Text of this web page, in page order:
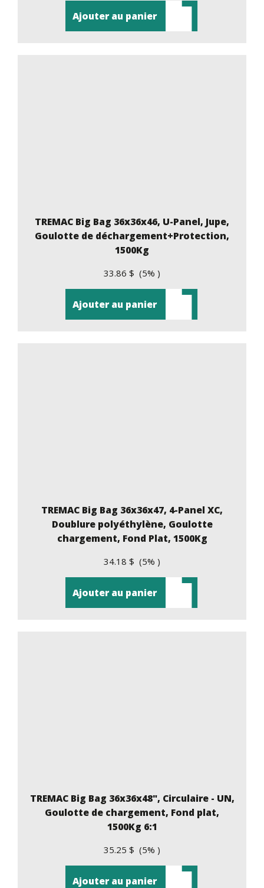
Ajouter au panier
TREMAC Big Bag 36x36x46, U-Panel, Jupe,
Goulotte de déchargement+Protection,
1500Kg
33.86 $ (5% )
Ajouter au panier
TREMAC Big Bag 36x36x47, 4-Panel XC,
Doublure polyéthylène, Goulotte
chargement, Fond Plat, 1500Kg
34.18 $ (5% )
Ajouter au panier
TREMAC Big Bag 36x36x48", Circulaire - UN,
Goulotte de chargement, Fond plat,
1500Kg 6:1
35.25 $ (5% )
Ajouter au panier